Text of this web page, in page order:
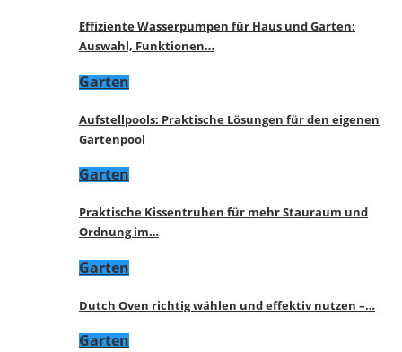
Effiziente Wasserpumpen für Haus und Garten:
Auswahl, Funktionen…
Garten
Aufstellpools: Praktische Lösungen für den eigenen
Gartenpool
Garten
Praktische Kissentruhen für mehr Stauraum und
Ordnung im…
Garten
Dutch Oven richtig wählen und effektiv nutzen –…
Garten